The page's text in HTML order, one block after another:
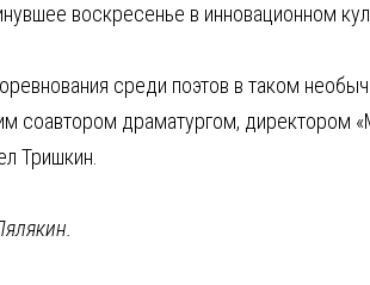
воскресенье в инновационном
среди поэтов в таком
соавтором драматургом, директором
Тришкин.